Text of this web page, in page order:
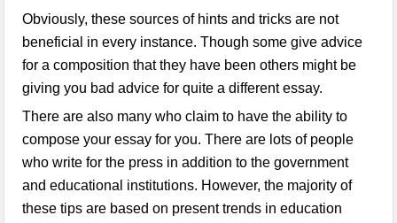
Obviously, these sources of hints and tricks are not
beneficial in every instance. Though some give advice
for a composition that they have been others might be
giving you bad advice for quite a different essay.
There are also many who claim to have the ability to
compose your essay for you. There are lots of people
who write for the press in addition to the government
and educational institutions. However, the majority of
these tips are based on present trends in education